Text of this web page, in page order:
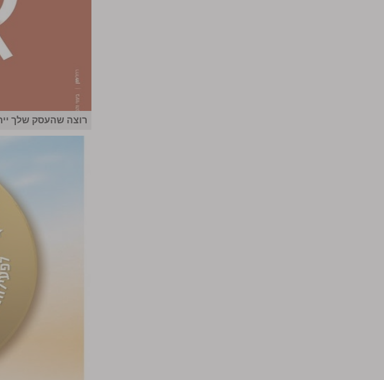
רוצה שהעסק שלך